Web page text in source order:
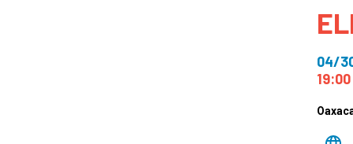
04/
19:00